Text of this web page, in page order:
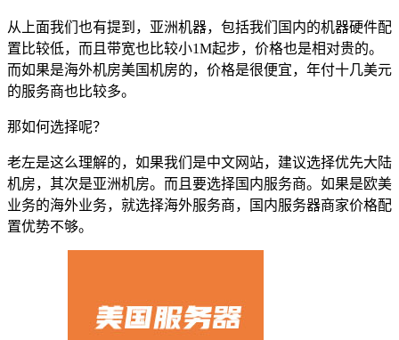
从上面我们也有提到，亚洲机器，包括我们国内的机器硬件配
置比较低，而且带宽也比较小1M起步，价格也是相对贵的。
而如果是海外机房美国机房的，价格是很便宜，年付十几美元
的服务商也比较多。
那如何选择呢？
老左是这么理解的，如果我们是中文网站，建议选择优先大陆
机房，其次是亚洲机房。而且要选择国内服务商。如果是欧美
业务的海外业务，就选择海外服务商，国内服务器商家价格配
置优势不够。